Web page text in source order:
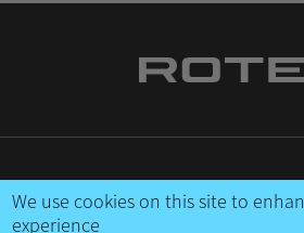
CONTATTACI
We use cookies on this site to
experience